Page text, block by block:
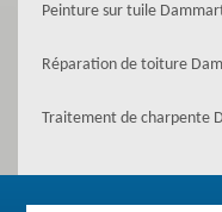
Peinture sur tuile
Réparation de toiture
Traitement de charpente